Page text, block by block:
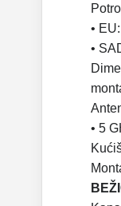
•
•
• 5